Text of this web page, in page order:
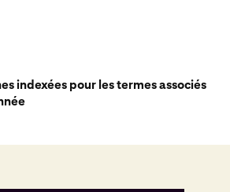
indexées pour les termes associés